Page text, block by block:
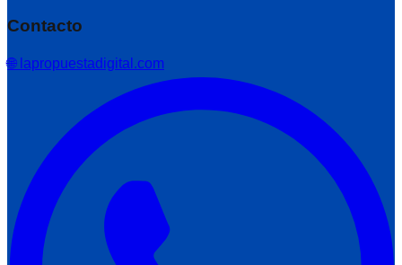
Contacto
🌐 lapropuestadigital.com